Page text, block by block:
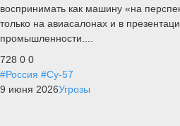
воспринимать как машину «на
только на авиасалонах и в
промышленности....
728 0 0
#Россия #Су-57
9 июня 2026Угрозы